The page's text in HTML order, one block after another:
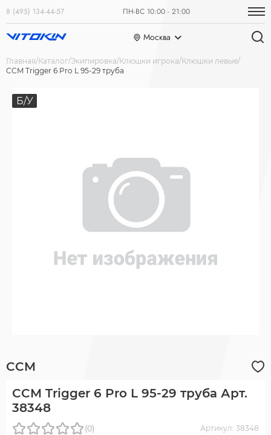
8 (495) 134-44-57 ПН-ВС 10:00 - 21:00
Москва
Главная Каталог Экипировка Клюшки игрока Клюшки левые
CCM Trigger 6 Pro L 95-29 труба
Б/У
CCM
CCM Trigger 6 Pro L 95-29 труба Арт.
38348
(0) Артикул: 38348